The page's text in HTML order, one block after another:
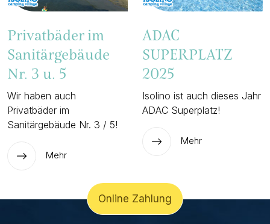
Privatbäder im
Sanitärgebäude
Nr. 3 u. 5
Wir haben auch
Privatbäder im
Sanitärgebäude Nr. 3 / 5!
Mehr
ADAC
SUPERPLATZ
2025
Isolino ist auch dieses Jahr
ADAC Superplatz!
Mehr
Online Zahlung